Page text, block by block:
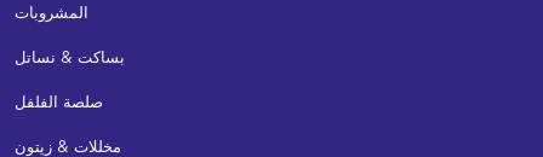
المشروبات
بساكت & نساتل
صلصة الفلفل
مخللات & زيتون